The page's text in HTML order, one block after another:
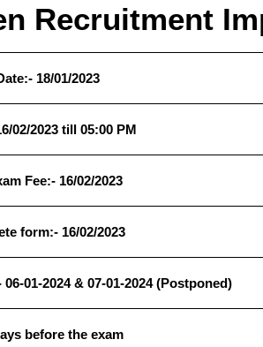
Recruitment
18/01/2023
02/2023 till 05:00 PM
Fee:- 16/02/2023
form:- 16/02/2023
01-2024 & 07-01-2024 (Postponed)
before the exam